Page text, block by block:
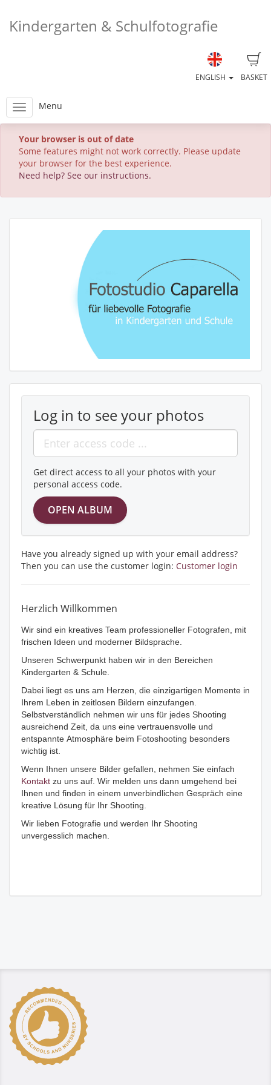
Kindergarten & Schulfotografie
BASKET
ENGLISH
Menu
Your browser is out of date
Some features might not work correctly. Please update
your browser for the best experience.
Need help? See our instructions.
Log in to see your photos
Get direct access to all your photos with your
personal access code.
Have you already signed up with your email address?
Then you can use the customer login: Customer login
Herzlich Willkommen
Wir sind ein kreatives Team professioneller Fotografen, mit
frischen Ideen und moderner Bildsprache.
Unseren Schwerpunkt haben wir in den Bereichen
Kindergarten & Schule.
Dabei liegt es uns am Herzen, die einzigartigen Momente in
Ihrem Leben in zeitlosen Bildern einzufangen.
Selbstverständlich nehmen wir uns für jedes Shooting
ausreichend Zeit, da uns eine vertrauensvolle und
entspannte Atmosphäre beim Fotoshooting besonders
wichtig ist.
Wenn Ihnen unsere Bilder gefallen, nehmen Sie einfach
Kontakt zu uns auf. Wir melden uns dann umgehend bei
Ihnen und finden in einem unverbindlichen Gespräch eine
kreative Lösung für Ihr Shooting.
Wir lieben Fotografie und werden Ihr Shooting
unvergesslich machen.